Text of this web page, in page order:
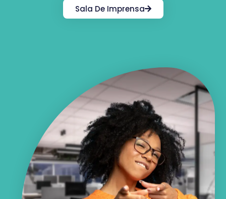
Sala De Imprensa